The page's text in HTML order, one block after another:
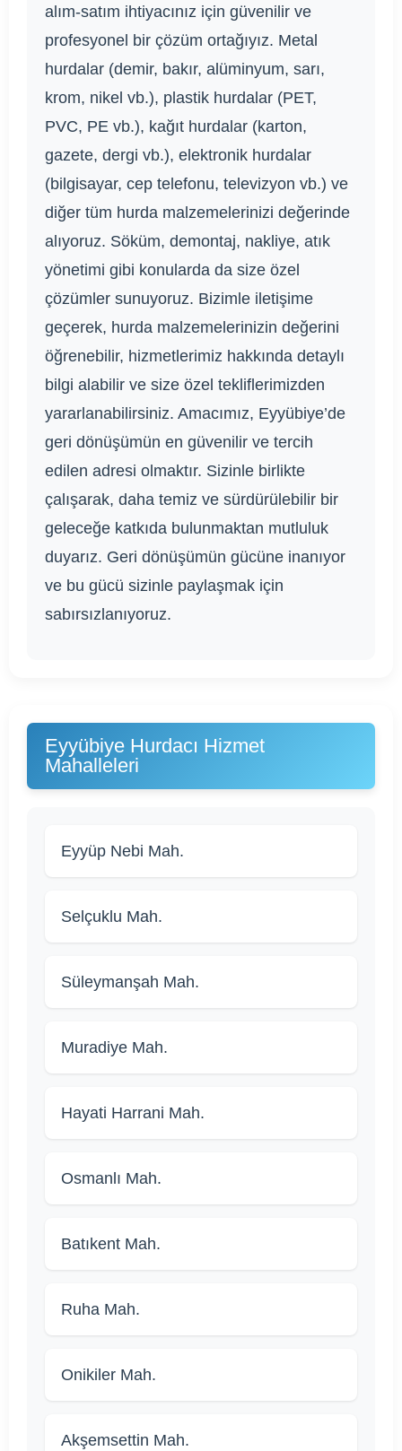
alım-satım ihtiyacınız için güvenilir ve
profesyonel bir çözüm ortağıyız. Metal
hurdalar (demir, bakır, alüminyum, sarı,
krom, nikel vb.), plastik hurdalar (PET,
PVC, PE vb.), kağıt hurdalar (karton,
gazete, dergi vb.), elektronik hurdalar
(bilgisayar, cep telefonu, televizyon vb.) ve
diğer tüm hurda malzemelerinizi değerinde
alıyoruz. Söküm, demontaj, nakliye, atık
yönetimi gibi konularda da size özel
çözümler sunuyoruz. Bizimle iletişime
geçerek, hurda malzemelerinizin değerini
öğrenebilir, hizmetlerimiz hakkında detaylı
bilgi alabilir ve size özel tekliflerimizden
yararlanabilirsiniz. Amacımız, Eyyübiye’de
geri dönüşümün en güvenilir ve tercih
edilen adresi olmaktır. Sizinle birlikte
çalışarak, daha temiz ve sürdürülebilir bir
geleceğe katkıda bulunmaktan mutluluk
duyarız. Geri dönüşümün gücüne inanıyor
ve bu gücü sizinle paylaşmak için
sabırsızlanıyoruz.
Eyyübiye Hurdacı Hizmet
Mahalleleri
Eyyüp Nebi Mah.
Selçuklu Mah.
Süleymanşah Mah.
Muradiye Mah.
Hayati Harrani Mah.
Osmanlı Mah.
Batıkent Mah.
Ruha Mah.
Onikiler Mah.
Akşemsettin Mah.